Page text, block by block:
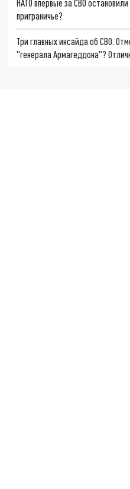
НАТО впервые за СВО
приграничье?
Три главных инсайда об СВО.
"генерала Армагеддона"?